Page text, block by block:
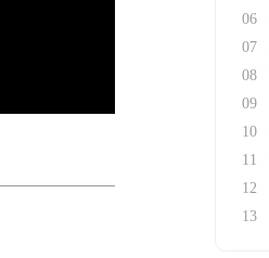
06
07
08
09
10
11
12
13